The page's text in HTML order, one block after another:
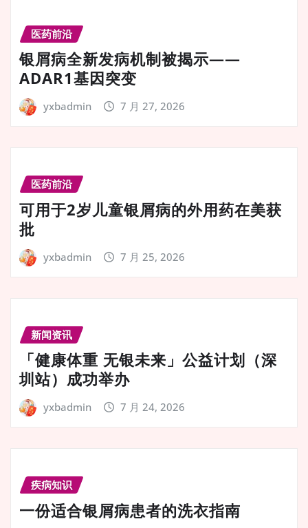
医药前沿
银屑病全新发病机制被揭示——
ADAR1基因突变
yxbadmin 7 月 27, 2026
医药前沿
可用于2岁儿童银屑病的外用药在美获
批
yxbadmin 7 月 25, 2026
新闻资讯
「健康体重 无银未来」公益计划（深
圳站）成功举办
yxbadmin 7 月 24, 2026
疾病知识
一份适合银屑病患者的洗衣指南